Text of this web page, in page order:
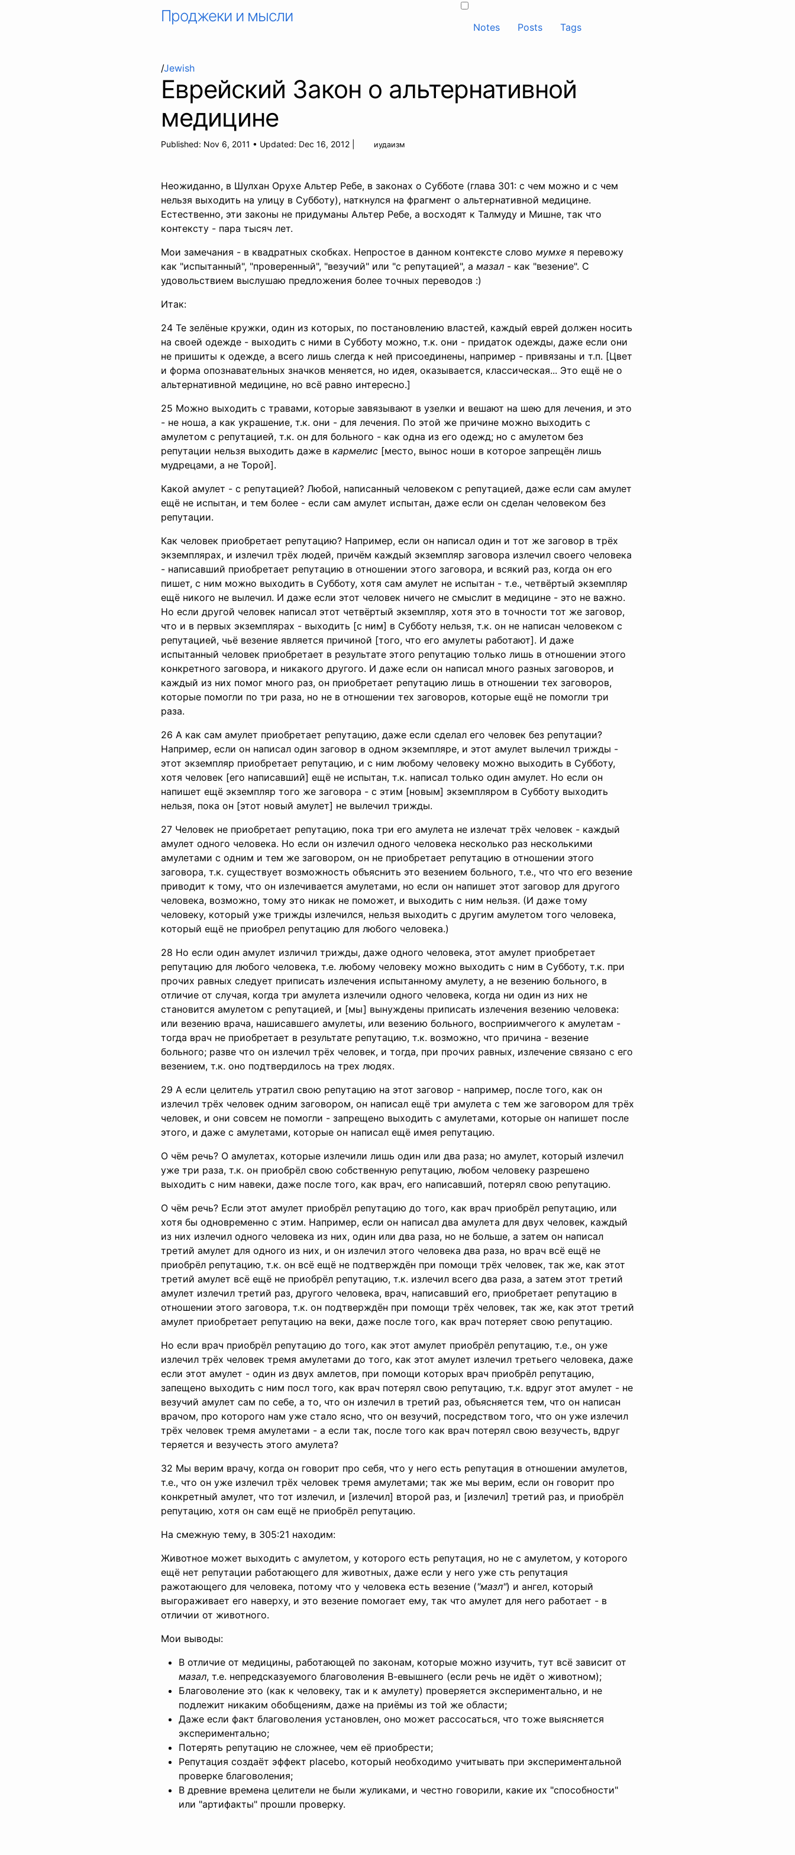
Проджеки и мысли
Notes Posts Tags
/Jewish
Еврейский Закон о альтернативной
медицине
Published: Nov 6, 2011 • Updated: Dec 16, 2012 иудаизм
Неожиданно, в Шулхан Орухе Альтер Ребе, в законах о Субботе (глава 301: с чем можно и с чем
нельзя выходить на улицу в Субботу), наткнулся на фрагмент о альтернативной медицине.
Естественно, эти законы не придуманы Альтер Ребе, а восходят к Талмуду и Мишне, так что
контексту - пара тысяч лет.
Мои замечания - в квадратных скобках. Непростое в данном контексте слово мумхе я перевожу
как "испытанный", "проверенный", "везучий" или "с репутацией", а мазал - как "везение". С
удовольствием выслушаю предложения более точных переводов :)
Итак:
24 Те зелёные кружки, один из которых, по постановлению властей, каждый еврей должен носить
на своей одежде - выходить с ними в Субботу можно, т.к. они - придаток одежды, даже если они
не пришиты к одежде, а всего лишь слегда к ней присоединены, например - привязаны и т.п. [Цвет
и форма опознавательных значков меняется, но идея, оказывается, классическая... Это ещё не о
альтернативной медицине, но всё равно интересно.]
25 Можно выходить с травами, которые завязывают в узелки и вешают на шею для лечения, и это
- не ноша, а как украшение, т.к. они - для лечения. По этой же причине можно выходить с
амулетом с репутацией, т.к. он для больного - как одна из его одежд; но с амулетом без
репутации нельзя выходить даже в кармелис [место, вынос ноши в которое запрещён лишь
мудрецами, а не Торой].
Какой амулет - с репутацией? Любой, написанный человеком с репутацией, даже если сам амулет
ещё не испытан, и тем более - если сам амулет испытан, даже если он сделан человеком без
репутации.
Как человек приобретает репутацию? Например, если он написал один и тот же заговор в трёх
экземплярах, и излечил трёх людей, причём каждый экземпляр заговора излечил своего человека
- написавший приобретает репутацию в отношении этого заговора, и всякий раз, когда он его
пишет, с ним можно выходить в Субботу, хотя сам амулет не испытан - т.е., четвёртый экземпляр
ещё никого не вылечил. И даже если этот человек ничего не смыслит в медицине - это не важно.
Но если другой человек написал этот четвёртый экземпляр, хотя это в точности тот же заговор,
что и в первых экземплярах - выходить [с ним] в Субботу нельзя, т.к. он не написан человеком с
репутацией, чьё везение является причиной [того, что его амулеты работают]. И даже
испытанный человек приобретает в результате этого репутацию только лишь в отношении этого
конкретного заговора, и никакого другого. И даже если он написал много разных заговоров, и
каждый из них помог много раз, он приобретает репутацию лишь в отношении тех заговоров,
которые помогли по три раза, но не в отношении тех заговоров, которые ещё не помогли три
раза.
26 А как сам амулет приобретает репутацию, даже если сделал его человек без репутации?
Например, если он написал один заговор в одном экземпляре, и этот амулет вылечил трижды -
этот экземпляр приобретает репутацию, и с ним любому человеку можно выходить в Субботу,
хотя человек [его написавший] ещё не испытан, т.к. написал только один амулет. Но если он
напишет ещё экземпляр того же заговора - с этим [новым] экземпляром в Субботу выходить
нельзя, пока он [этот новый амулет] не вылечил трижды.
27 Человек не приобретает репутацию, пока три его амулета не излечат трёх человек - каждый
амулет одного человека. Но если он излечил одного человека несколько раз несколькими
амулетами с одним и тем же заговором, он не приобретает репутацию в отношении этого
заговора, т.к. существует возможность объяснить это везением больного, т.е., что что его везение
приводит к тому, что он излечивается амулетами, но если он напишет этот заговор для другого
человека, возможно, тому это никак не поможет, и выходить с ним нельзя. (И даже тому
человеку, который уже трижды излечился, нельзя выходить с другим амулетом того человека,
который ещё не приобрел репутацию для любого человека.)
28 Но если один амулет изличил трижды, даже одного человека, этот амулет приобретает
репутацию для любого человека, т.е. любому человеку можно выходить с ним в Субботу, т.к. при
прочих равных следует приписать излечения испытанному амулету, а не везению больного, в
отличие от случая, когда три амулета излечили одного человека, когда ни один из них не
становится амулетом с репутацией, и [мы] вынуждены приписать излечения везению человека:
или везению врача, нашисавшего амулеты, или везению больного, восприимчегого к амулетам -
тогда врач не приобретает в результате репутацию, т.к. возможно, что причина - везение
больного; разве что он излечил трёх человек, и тогда, при прочих равных, излечение связано с его
везением, т.к. оно подтвердилось на трех людях.
29 А если целитель утратил свою репутацию на этот заговор - например, после того, как он
излечил трёх человек одним заговором, он написал ещё три амулета с тем же заговором для трёх
человек, и они совсем не помогли - запрещено выходить с амулетами, которые он напишет после
этого, и даже с амулетами, которые он написал ещё имея репутацию.
О чём речь? О амулетах, которые излечили лишь один или два раза; но амулет, который излечил
уже три раза, т.к. он приобрёл свою собственную репутацию, любом человеку разрешено
выходить с ним навеки, даже после того, как врач, его написавший, потерял свою репутацию.
О чём речь? Если этот амулет приобрёл репутацию до того, как врач приобрёл репутацию, или
хотя бы одновременно с этим. Например, если он написал два амулета для двух человек, каждый
из них излечил одного человека из них, один или два раза, но не больше, а затем он написал
третий амулет для одного из них, и он излечил этого человека два раза, но врач всё ещё не
приобрёл репутацию, т.к. он всё ещё не подтверждён при помощи трёх человек, так же, как этот
третий амулет всё ещё не приобрёл репутацию, т.к. излечил всего два раза, а затем этот третий
амулет излечил третий раз, другого человека, врач, написавший его, приобретает репутацию в
отношении этого заговора, т.к. он подтверждён при помощи трёх человек, так же, как этот третий
амулет приобретает репутацию на веки, даже после того, как врач потеряет свою репутацию.
Но если врач приобрёл репутацию до того, как этот амулет приобрёл репутацию, т.е., он уже
излечил трёх человек тремя амулетами до того, как этот амулет излечил третьего человека, даже
если этот амулет - один из двух амлетов, при помощи которых врач приобрёл репутацию,
запещено выходить с ним посл того, как врач потерял свою репутацию, т.к. вдруг этот амулет - не
везучий амулет сам по себе, а то, что он излечил в третий раз, объясняется тем, что он написан
врачом, про которого нам уже стало ясно, что он везучий, посредством того, что он уже излечил
трёх человек тремя амулетами - а если так, после того как врач потерял свою везучесть, вдруг
теряется и везучесть этого амулета?
32 Мы верим врачу, когда он говорит про себя, что у него есть репутация в отношении амулетов,
т.е., что он уже излечил трёх человек тремя амулетами; так же мы верим, если он говорит про
конкретный амулет, что тот излечил, и [излечил] второй раз, и [излечил] третий раз, и приобрёл
репутацию, хотя он сам ещё не приобрёл репутацию.
На смежную тему, в 305:21 находим:
Животное может выходить с амулетом, у которого есть репутация, но не с амулетом, у которого
ещё нет репутации работающего для животных, даже если у него уже сть репутация
ражотающего для человека, потому что у человека есть везение ("мазл") и ангел, который
выгораживает его наверху, и это везение помогает ему, так что амулет для него работает - в
отличии от животного.
Мои выводы:
В отличие от медицины, работающей по законам, которые можно изучить, тут всё зависит от
мазал, т.е. непредсказуемого благоволения В-евышнего (если речь не идёт о животном);
Благоволение это (как к человеку, так и к амулету) проверяется экспериментально, и не
подлежит никаким обобщениям, даже на приёмы из той же области;
Даже если факт благоволения установлен, оно может рассосаться, что тоже выясняется
экспериментально;
Потерять репутацию не сложнее, чем её приобрести;
Репутация создаёт эффект placebo, который необходимо учитывать при экспериментальной
проверке благоволения;
В древние времена целители не были жуликами, и честно говорили, какие их "способности"
или "артифакты" прошли проверку.